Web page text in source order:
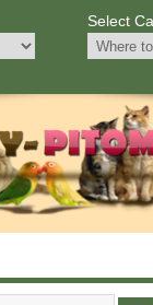
Select